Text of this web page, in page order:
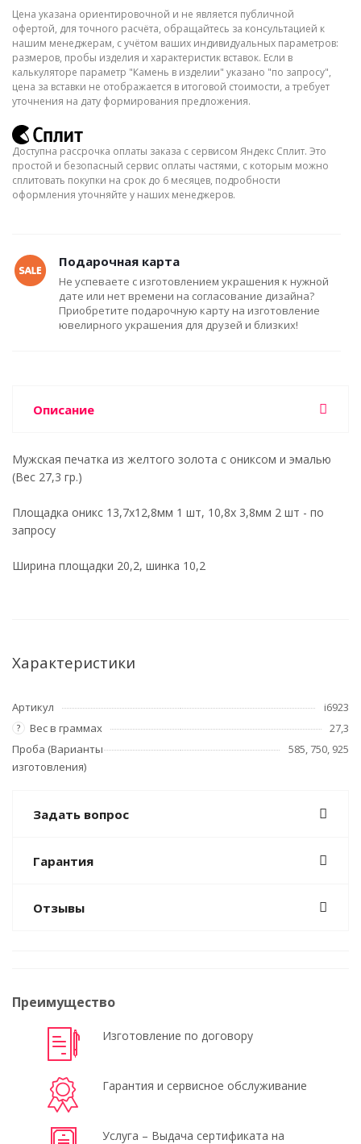
Цена указана ориентировочной и не является публичной
офертой, для точного расчёта, обращайтесь за консультацией к
нашим менеджерам, с учётом ваших индивидуальных параметров:
размеров, пробы изделия и характеристик вставок. Если в
калькуляторе параметр "Камень в изделии" указано "по запросу",
цена за вставки не отображается в итоговой стоимости, а требует
уточнения на дату формирования предложения.
Доступна рассрочка оплаты заказа с сервисом Яндекс Сплит. Это
простой и безопасный сервис оплаты частями, с которым можно
сплитовать покупки на срок до 6 месяцев, подробности
оформления уточняйте у наших менеджеров.
Подарочная карта
Не успеваете с изготовлением украшения к нужной
дате или нет времени на согласование дизайна?
Приобретите подарочную карту на изготовление
ювелирного украшения для друзей и близких!
Описание
Мужская печатка из желтого золота с ониксом и эмалью
(Вес 27,3 гр.)
Площадка оникс 13,7х12,8мм 1 шт, 10,8х 3,8мм 2 шт - по
запросу
Ширина площадки 20,2, шинка 10,2
Характеристики
Артикул i6923
? Вес в граммах
27,3
Проба (Варианты
изготовления)
585, 750, 925
Задать вопрос
Гарантия
Отзывы
Преимущество
Изготовление по договору
Гарантия и сервисное обслуживание
Услуга – Выдача сертификата на